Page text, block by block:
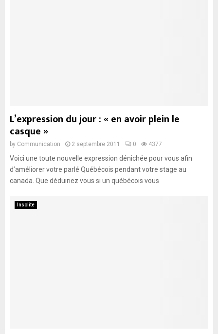
L’expression du jour : « en avoir plein le
casque »
by Communication 2 septembre 2011 0 4377
Voici une toute nouvelle expression dénichée pour vous afin
d’améliorer votre parlé Québécois pendant votre stage au
canada. Que déduiriez vous si un québécois vous
Insolite